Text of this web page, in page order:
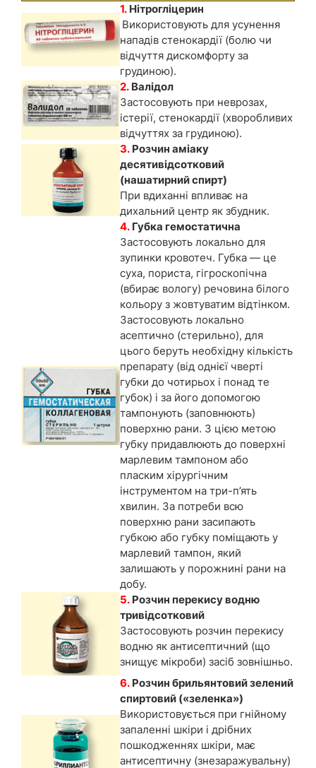
1. Нітрогліцерин
Використовують для усунення
нападів стенокардії (болю чи
відчуття дискомфорту за
грудиною).
2. Валідол
Застосовують при неврозах,
істерії, стенокардії (хворобливих
відчуттях за грудиною).
3. Розчин аміаку
десятивідсотковий
(нашатирний спирт)
При вдиханні впливає на
дихальний центр як збудник.
4. Губка гемостатична
Застосовують локально для
зупинки кровотеч. Губка — це
суха, пориста, гігроскопічна
(вбирає вологу) речовина білого
кольору з жовтуватим відтінком.
Застосовують локально
асептично (стерильно), для
цього беруть необхідну кількість
препарату (від однієї чверті
губки до чотирьох і понад те
губок) і за його допомогою
тампонують (заповнюють)
поверхню рани. З цією метою
губку придавлюють до поверхні
марлевим тампоном або
пласким хірургічним
інструментом на три-п’ять
хвилин. За потреби всю
поверхню рани засипають
губкою або губку поміщають у
марлевий тампон, який
залишають у порожнині рани на
добу.
5. Розчин перекису водню
тривідсотковий
Застосовують розчин перекису
водню як антисептичний (що
знищує мікроби) засіб зовнішньо.
6. Розчин брильянтовий зелений
спиртовий («зеленка»)
Використовується при гнійному
запаленні шкіри і дрібних
пошкодженнях шкіри, має
антисептичну (знезаражувальну)